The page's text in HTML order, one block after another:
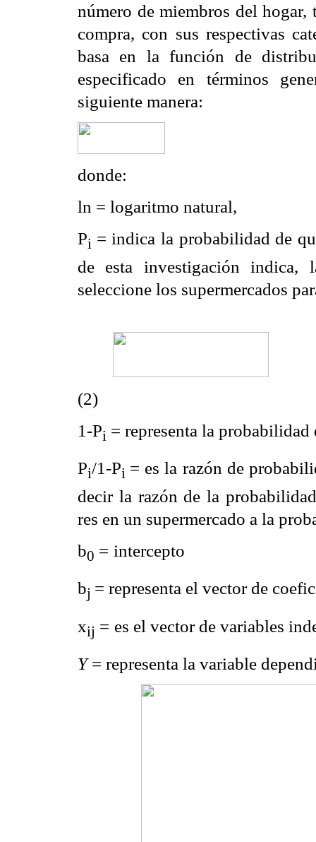
número de miembros del
compra, con sus respectivas
basa en la función de
especificado en términos
siguiente manera:
donde:
ln = logaritmo natural,
Pi = indica la probabilidad de
de esta investigación indica,
seleccione los supermercados
(2)
1-Pi = representa la
Pi/1-Pi = es la razón de
decir la razón de la
res en un supermercado a la
b0 = intercepto
bj = representa el vector de
xij = es el vector de variables
Y= representa la variable